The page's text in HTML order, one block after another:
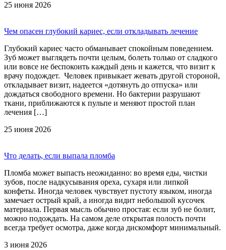
25 июня 2026
Чем опасен глубокий кариес, если откладывать лечение
Глубокий кариес часто обманывает спокойным поведением.
Зуб может выглядеть почти целым, болеть только от сладкого
или вовсе не беспокоить каждый день и кажется, что визит к
врачу подождет. Человек привыкает жевать другой стороной,
откладывает визит, надеется «дотянуть до отпуска» или
дождаться свободного времени. Но бактерии разрушают
ткани, приближаются к пульпе и меняют простой план
лечения […]
25 июня 2026
Что делать, если выпала пломба
Пломба может выпасть неожиданно: во время еды, чистки
зубов, после надкусывания ореха, сухаря или липкой
конфеты. Иногда человек чувствует пустоту языком, иногда
замечает острый край, а иногда видит небольшой кусочек
материала. Первая мысль обычно простая: если зуб не болит,
можно подождать. На самом деле открытая полость почти
всегда требует осмотра, даже когда дискомфорт минимальный.
3 июня 2026